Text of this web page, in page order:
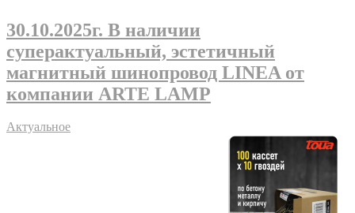
30.10.2025г. В наличии
суперактуальный, эстетичный
магнитный шинопровод LINEA от
компании ARTE LAMP
Актуальное